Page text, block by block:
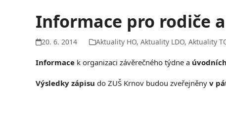
Informace pro rodiče
20. 6. 2014 Aktuality HO,Aktuality LDO,Aktuality
Informace k organizaci závěrečného týdne a
Výsledky zápisu do ZUŠ Krnov budou zveřejněny v